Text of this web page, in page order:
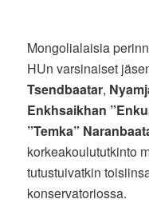
Mongolialaisia
HUn varsinaiset
Tsendbaatar,
Enkhsaikhan
”Temka”
korkeakoulututkinto
tutustuivatkin
konservatoriossa.